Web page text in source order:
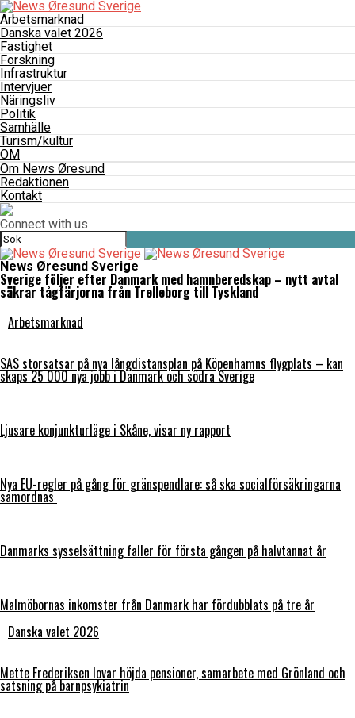
Arbetsmarknad
Danska valet 2026
Fastighet
Forskning
Infrastruktur
Intervjuer
Näringsliv
Politik
Samhälle
Turism/kultur
OM
Om News Øresund
Redaktionen
Kontakt
Connect with us
News Øresund Sverige
Sverige följer efter Danmark med hamnberedskap – nytt avtal
säkrar tågfärjorna från Trelleborg till Tyskland
Arbetsmarknad
SAS storsatsar på nya långdistansplan på Köpenhamns flygplats – kan
skaps 25 000 nya jobb i Danmark och södra Sverige
Ljusare konjunkturläge i Skåne, visar ny rapport
Nya EU-regler på gång för gränspendlare: så ska socialförsäkringarna
samordnas
Danmarks sysselsättning faller för första gången på halvtannat år
Malmöbornas inkomster från Danmark har fördubblats på tre år
Danska valet 2026
Mette Frederiksen lovar höjda pensioner, samarbete med Grönland och
satsning på barnpsykiatrin